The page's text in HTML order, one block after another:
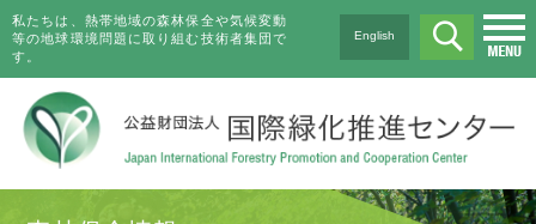
私たちは、熱帯地域の森林保全や気候変動
等の地球環境問題に取り組む技術者集団で
す。
English